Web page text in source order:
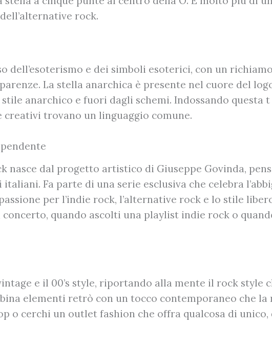
rock.
dell’esoterismo e dei simboli esoterici, con un
La stella anarchica è presente nel cuore del
anarchico e fuori dagli schemi. Indossando
creativi trovano un linguaggio comune.
nasce dal progetto artistico di Giuseppe Govinda,
Fa parte di una serie esclusiva che celebra
per l’indie rock, l’alternative rock e lo stile
quando ascolti una playlist indie rock o
e il 00’s style, riportando alla mente il rock style
elementi retrò con un tocco contemporaneo che
o cerchi un outlet fashion che offra qualcosa di